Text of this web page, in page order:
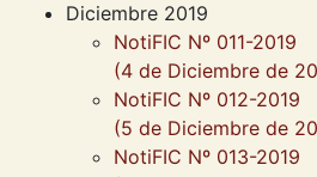
Diciembre 2019
NotiFIC Nº 011-2019
(4 de Diciembre de
NotiFIC Nº 012-2019
(5 de Diciembre de
NotiFIC Nº 013-2019